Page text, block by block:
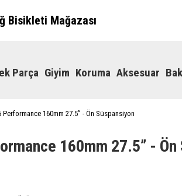
Bisikleti Mağazası
Parça Giyim Koruma Aksesuar
Performance 160mm 27.5” - Ön Süspansiyon
160mm 27.5” - Ön